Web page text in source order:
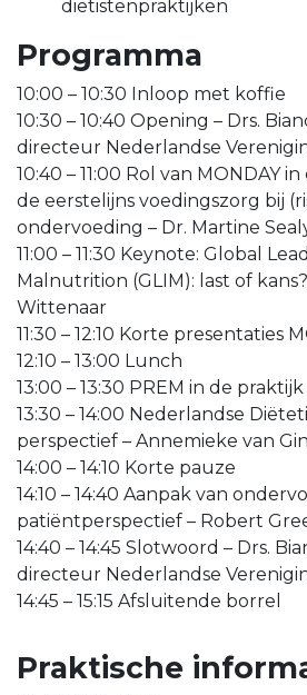
diëtistenpraktijken
Programma
10:00 – 10:30 Inloop met koffie
10:30 – 10:40 Opening – Drs.
directeur Nederlandse
10:40 – 11:00 Rol van MONDAY
de eerstelijns voedingszorg bij
ondervoeding – Dr. Martine
11:00 – 11:30 Keynote: Global
Malnutrition (GLIM): last of
Wittenaar
11:30 – 12:10 Korte presentaties
12:10 – 13:00 Lunch
13:00 – 13:30 PREM in de
13:30 – 14:00 Nederlandse
perspectief – Annemieke van
14:00 – 14:10 Korte pauze
14:10 – 14:40 Aanpak van
patiëntperspectief – Robert
14:40 – 14:45 Slotwoord – Drs.
directeur Nederlandse
14:45 – 15:15 Afsluitende borrel
Praktische